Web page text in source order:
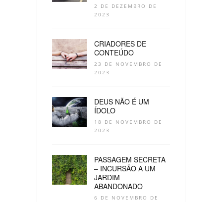
2 DE DEZEMBRO DE
2023
CRIADORES DE
CONTEÚDO
23 DE NOVEMBRO DE
2023
DEUS NÃO É UM
ÍDOLO
18 DE NOVEMBRO DE
2023
PASSAGEM SECRETA
– INCURSÃO A UM
JARDIM
ABANDONADO
6 DE NOVEMBRO DE